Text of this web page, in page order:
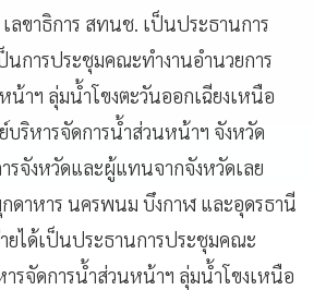
ขาธิการ สทนช. เป็นประธานการ
นการประชุมคณะทำงานอำนวยการ
น้าฯ ลุ่มน้ำโขงตะวันออกเฉียงเหนือ
ริหารจัดการน้ำส่วนหน้าฯ จังหวัด
รจังหวัดและผู้แทนจากจังหวัดเลย
ดาหาร นครพนม บึงกาฬ และอุดรธานี
ยได้เป็นประธานการประชุมคณะ
ารจัดการน้ำส่วนหน้าฯ ลุ่มน้ำโขงเหนือ